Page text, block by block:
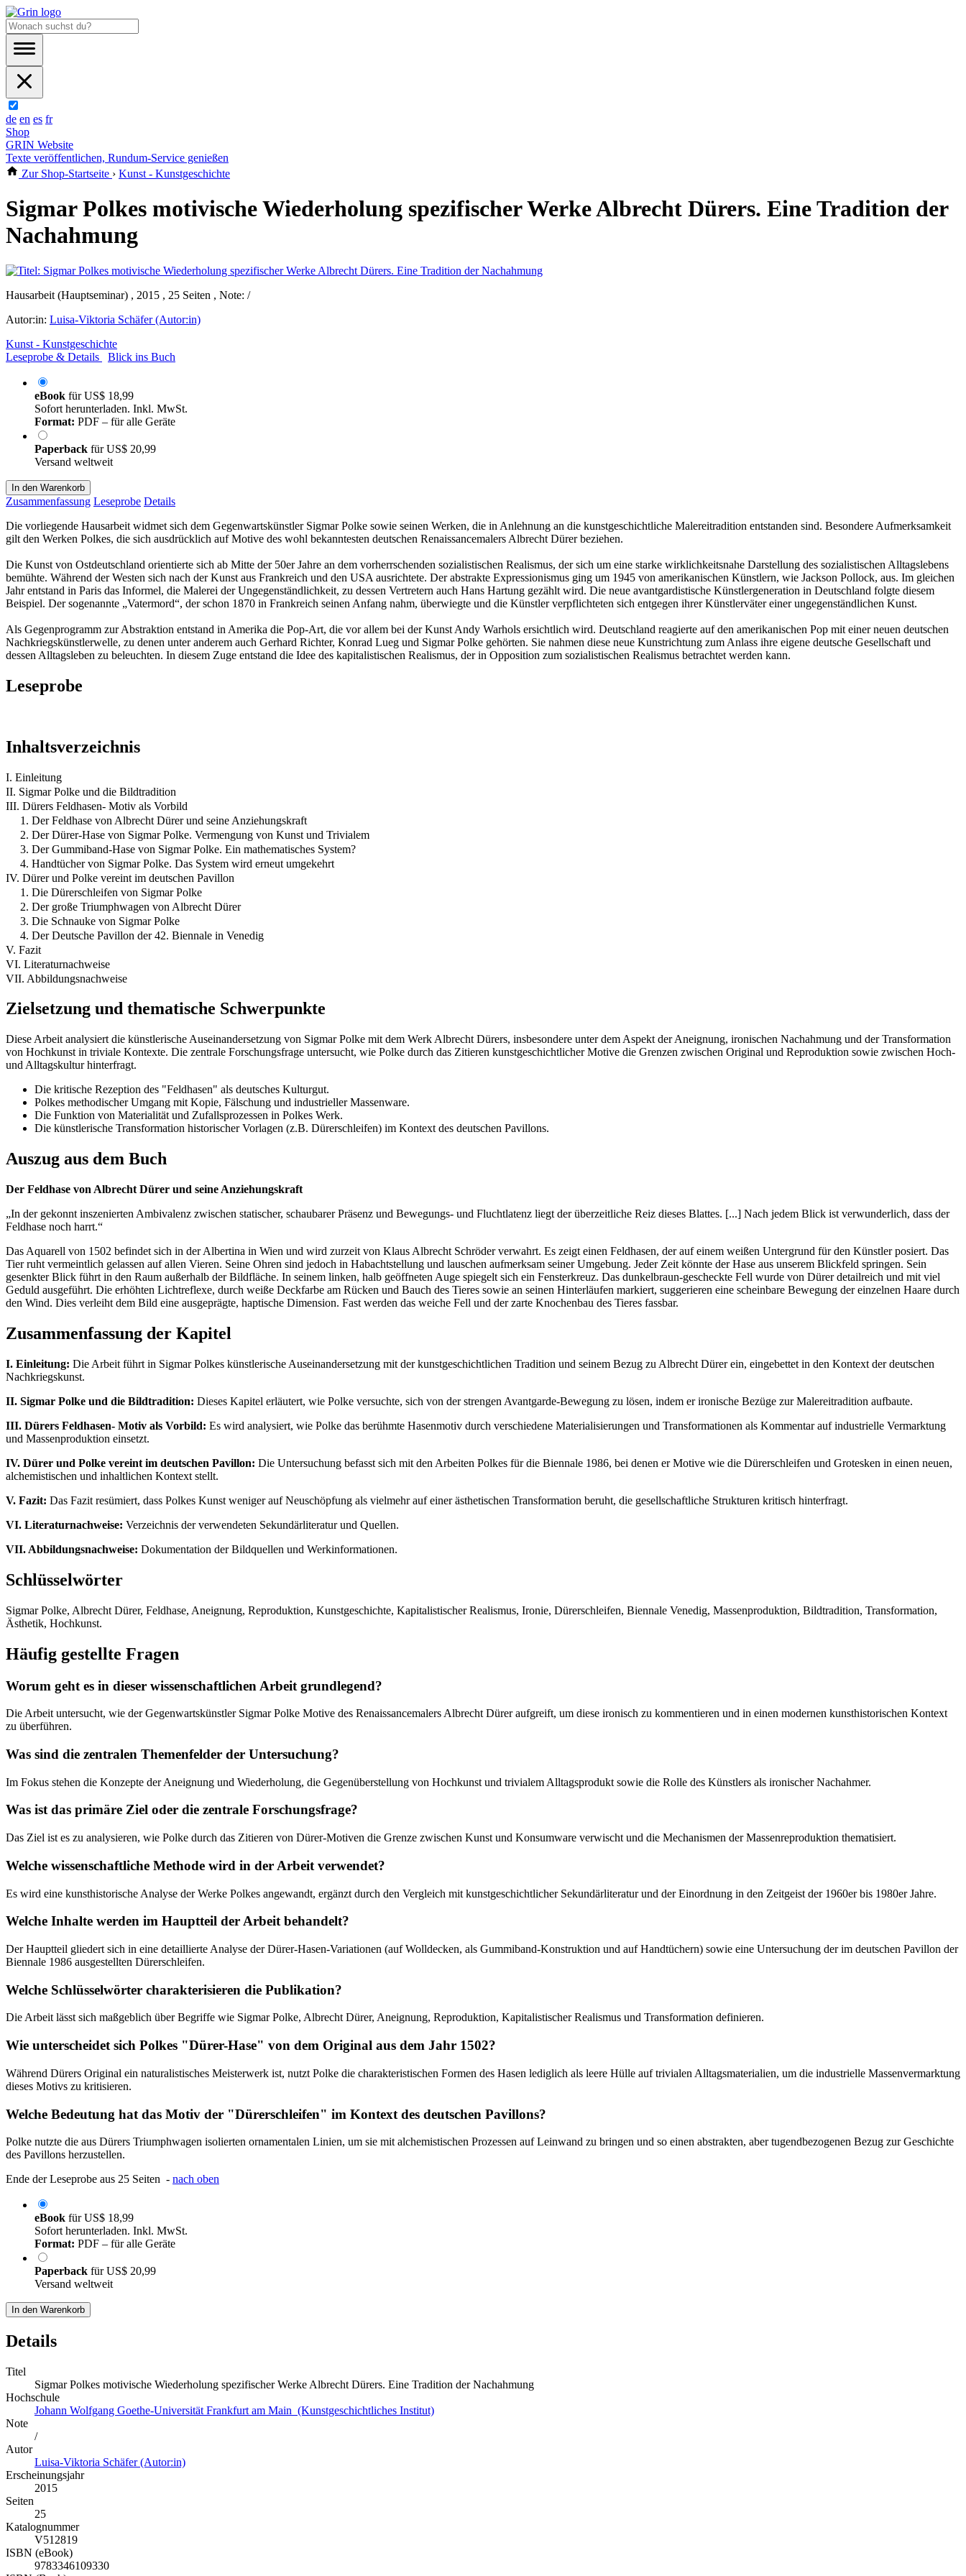
de en es fr
Shop
GRIN Website
Texte veröffentlichen, Rundum-Service genießen
Zur Shop-Startseite › Kunst - Kunstgeschichte
Sigmar Polkes motivische Wiederholung spezifischer Werke Albrecht Dürers. Eine Tradition der
Nachahmung
Hausarbeit (Hauptseminar) , 2015 , 25 Seiten , Note: /
Autor:in: Luisa-Viktoria Schäfer (Autor:in)
Kunst - Kunstgeschichte
Leseprobe & Details
Blick ins Buch
eBook fürUS$ 18,99
Sofort herunterladen. Inkl. MwSt.
Format: PDF – für alle Geräte
Paperback fürUS$ 20,99
Versand weltweit
In den Warenkorb
Zusammenfassung Leseprobe Details
Die vorliegende Hausarbeit widmet sich dem Gegenwartskünstler Sigmar Polke sowie seinen Werken, die in Anlehnung an die kunstgeschichtliche Malereitradition entstanden sind. Besondere Aufmerksamkeit
gilt den Werken Polkes, die sich ausdrücklich auf Motive des wohl bekanntesten deutschen Renaissancemalers Albrecht Dürer beziehen.
Die Kunst von Ostdeutschland orientierte sich ab Mitte der 50er Jahre an dem vorherrschenden sozialistischen Realismus, der sich um eine starke wirklichkeitsnahe Darstellung des sozialistischen Alltagslebens
bemühte. Während der Westen sich nach der Kunst aus Frankreich und den USA ausrichtete. Der abstrakte Expressionismus ging um 1945 von amerikanischen Künstlern, wie Jackson Pollock, aus. Im gleichen
Jahr entstand in Paris das Informel, die Malerei der Ungegenständlichkeit, zu dessen Vertretern auch Hans Hartung gezählt wird. Die neue avantgardistische Künstlergeneration in Deutschland folgte diesem
Beispiel. Der sogenannte „Vatermord“, der schon 1870 in Frankreich seinen Anfang nahm, überwiegte und die Künstler verpflichteten sich entgegen ihrer Künstlerväter einer ungegenständlichen Kunst.
Als Gegenprogramm zur Abstraktion entstand in Amerika die Pop-Art, die vor allem bei der Kunst Andy Warhols ersichtlich wird. Deutschland reagierte auf den amerikanischen Pop mit einer neuen deutschen
Nachkriegskünstlerwelle, zu denen unter anderem auch Gerhard Richter, Konrad Lueg und Sigmar Polke gehörten. Sie nahmen diese neue Kunstrichtung zum Anlass ihre eigene deutsche Gesellschaft und
dessen Alltagsleben zu beleuchten. In diesem Zuge entstand die Idee des kapitalistischen Realismus, der in Opposition zum sozialistischen Realismus betrachtet werden kann.
Leseprobe
Inhaltsverzeichnis
I. Einleitung
II. Sigmar Polke und die Bildtradition
III. Dürers Feldhasen- Motiv als Vorbild
1. Der Feldhase von Albrecht Dürer und seine Anziehungskraft
2. Der Dürer-Hase von Sigmar Polke. Vermengung von Kunst und Trivialem
3. Der Gummiband-Hase von Sigmar Polke. Ein mathematisches System?
4. Handtücher von Sigmar Polke. Das System wird erneut umgekehrt
IV. Dürer und Polke vereint im deutschen Pavillon
1. Die Dürerschleifen von Sigmar Polke
2. Der große Triumphwagen von Albrecht Dürer
3. Die Schnauke von Sigmar Polke
4. Der Deutsche Pavillon der 42. Biennale in Venedig
V. Fazit
VI. Literaturnachweise
VII. Abbildungsnachweise
Zielsetzung und thematische Schwerpunkte
Diese Arbeit analysiert die künstlerische Auseinandersetzung von Sigmar Polke mit dem Werk Albrecht Dürers, insbesondere unter dem Aspekt der Aneignung, ironischen Nachahmung und der Transformation
von Hochkunst in triviale Kontexte. Die zentrale Forschungsfrage untersucht, wie Polke durch das Zitieren kunstgeschichtlicher Motive die Grenzen zwischen Original und Reproduktion sowie zwischen Hoch-
und Alltagskultur hinterfragt.
Die kritische Rezeption des "Feldhasen" als deutsches Kulturgut.
Polkes methodischer Umgang mit Kopie, Fälschung und industrieller Massenware.
Die Funktion von Materialität und Zufallsprozessen in Polkes Werk.
Die künstlerische Transformation historischer Vorlagen (z.B. Dürerschleifen) im Kontext des deutschen Pavillons.
Auszug aus dem Buch
Der Feldhase von Albrecht Dürer und seine Anziehungskraft
„In der gekonnt inszenierten Ambivalenz zwischen statischer, schaubarer Präsenz und Bewegungs- und Fluchtlatenz liegt der überzeitliche Reiz dieses Blattes. [...] Nach jedem Blick ist verwunderlich, dass der
Feldhase noch harrt.“
Das Aquarell von 1502 befindet sich in der Albertina in Wien und wird zurzeit von Klaus Albrecht Schröder verwahrt. Es zeigt einen Feldhasen, der auf einem weißen Untergrund für den Künstler posiert. Das
Tier ruht vermeintlich gelassen auf allen Vieren. Seine Ohren sind jedoch in Habachtstellung und lauschen aufmerksam seiner Umgebung. Jeder Zeit könnte der Hase aus unserem Blickfeld springen. Sein
gesenkter Blick führt in den Raum außerhalb der Bildfläche. In seinem linken, halb geöffneten Auge spiegelt sich ein Fensterkreuz. Das dunkelbraun-gescheckte Fell wurde von Dürer detailreich und mit viel
Geduld ausgeführt. Die erhöhten Lichtreflexe, durch weiße Deckfarbe am Rücken und Bauch des Tieres sowie an seinen Hinterläufen markiert, suggerieren eine scheinbare Bewegung der einzelnen Haare durch
den Wind. Dies verleiht dem Bild eine ausgeprägte, haptische Dimension. Fast werden das weiche Fell und der zarte Knochenbau des Tieres fassbar.
Zusammenfassung der Kapitel
I. Einleitung: Die Arbeit führt in Sigmar Polkes künstlerische Auseinandersetzung mit der kunstgeschichtlichen Tradition und seinem Bezug zu Albrecht Dürer ein, eingebettet in den Kontext der deutschen
Nachkriegskunst.
II. Sigmar Polke und die Bildtradition: Dieses Kapitel erläutert, wie Polke versuchte, sich von der strengen Avantgarde-Bewegung zu lösen, indem er ironische Bezüge zur Malereitradition aufbaute.
III. Dürers Feldhasen- Motiv als Vorbild: Es wird analysiert, wie Polke das berühmte Hasenmotiv durch verschiedene Materialisierungen und Transformationen als Kommentar auf industrielle Vermarktung
und Massenproduktion einsetzt.
IV. Dürer und Polke vereint im deutschen Pavillon: Die Untersuchung befasst sich mit den Arbeiten Polkes für die Biennale 1986, bei denen er Motive wie die Dürerschleifen und Grotesken in einen neuen,
alchemistischen und inhaltlichen Kontext stellt.
V. Fazit: Das Fazit resümiert, dass Polkes Kunst weniger auf Neuschöpfung als vielmehr auf einer ästhetischen Transformation beruht, die gesellschaftliche Strukturen kritisch hinterfragt.
VI. Literaturnachweise: Verzeichnis der verwendeten Sekundärliteratur und Quellen.
VII. Abbildungsnachweise: Dokumentation der Bildquellen und Werkinformationen.
Schlüsselwörter
Sigmar Polke, Albrecht Dürer, Feldhase, Aneignung, Reproduktion, Kunstgeschichte, Kapitalistischer Realismus, Ironie, Dürerschleifen, Biennale Venedig, Massenproduktion, Bildtradition, Transformation,
Ästhetik, Hochkunst.
Häufig gestellte Fragen
Worum geht es in dieser wissenschaftlichen Arbeit grundlegend?
Die Arbeit untersucht, wie der Gegenwartskünstler Sigmar Polke Motive des Renaissancemalers Albrecht Dürer aufgreift, um diese ironisch zu kommentieren und in einen modernen kunsthistorischen Kontext
zu überführen.
Was sind die zentralen Themenfelder der Untersuchung?
Im Fokus stehen die Konzepte der Aneignung und Wiederholung, die Gegenüberstellung von Hochkunst und trivialem Alltagsprodukt sowie die Rolle des Künstlers als ironischer Nachahmer.
Was ist das primäre Ziel oder die zentrale Forschungsfrage?
Das Ziel ist es zu analysieren, wie Polke durch das Zitieren von Dürer-Motiven die Grenze zwischen Kunst und Konsumware verwischt und die Mechanismen der Massenreproduktion thematisiert.
Welche wissenschaftliche Methode wird in der Arbeit verwendet?
Es wird eine kunsthistorische Analyse der Werke Polkes angewandt, ergänzt durch den Vergleich mit kunstgeschichtlicher Sekundärliteratur und der Einordnung in den Zeitgeist der 1960er bis 1980er Jahre.
Welche Inhalte werden im Hauptteil der Arbeit behandelt?
Der Hauptteil gliedert sich in eine detaillierte Analyse der Dürer-Hasen-Variationen (auf Wolldecken, als Gummiband-Konstruktion und auf Handtüchern) sowie eine Untersuchung der im deutschen Pavillon der
Biennale 1986 ausgestellten Dürerschleifen.
Welche Schlüsselwörter charakterisieren die Publikation?
Die Arbeit lässt sich maßgeblich über Begriffe wie Sigmar Polke, Albrecht Dürer, Aneignung, Reproduktion, Kapitalistischer Realismus und Transformation definieren.
Wie unterscheidet sich Polkes "Dürer-Hase" von dem Original aus dem Jahr 1502?
Während Dürers Original ein naturalistisches Meisterwerk ist, nutzt Polke die charakteristischen Formen des Hasen lediglich als leere Hülle auf trivialen Alltagsmaterialien, um die industrielle Massenvermarktung
dieses Motivs zu kritisieren.
Welche Bedeutung hat das Motiv der "Dürerschleifen" im Kontext des deutschen Pavillons?
Polke nutzte die aus Dürers Triumphwagen isolierten ornamentalen Linien, um sie mit alchemistischen Prozessen auf Leinwand zu bringen und so einen abstrakten, aber tugendbezogenen Bezug zur Geschichte
des Pavillons herzustellen.
Ende der Leseprobe aus 25 Seiten - nach oben
eBook fürUS$ 18,99
Sofort herunterladen. Inkl. MwSt.
Format: PDF – für alle Geräte
Paperback fürUS$ 20,99
Versand weltweit
In den Warenkorb
Details
Titel
Sigmar Polkes motivische Wiederholung spezifischer Werke Albrecht Dürers. Eine Tradition der Nachahmung
Hochschule
Johann Wolfgang Goethe-Universität Frankfurt am Main (Kunstgeschichtliches Institut)
Note
/
Autor
Luisa-Viktoria Schäfer (Autor:in)
Erscheinungsjahr
2015
Seiten
25
Katalognummer
V512819
ISBN (eBook)
9783346109330